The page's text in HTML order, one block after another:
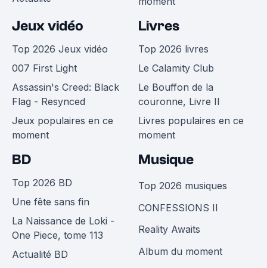
Jeux vidéo
Top 2026 Jeux vidéo
007 First Light
Assassin's Creed: Black
Flag - Resynced
Jeux populaires en ce
moment
Livres
Top 2026 livres
Le Calamity Club
Le Bouffon de la
couronne, Livre II
Livres populaires en ce
moment
BD
Top 2026 BD
Une fête sans fin
La Naissance de Loki -
One Piece, tome 113
Actualité BD
Musique
Top 2026 musiques
CONFESSIONS II
Reality Awaits
Album du moment